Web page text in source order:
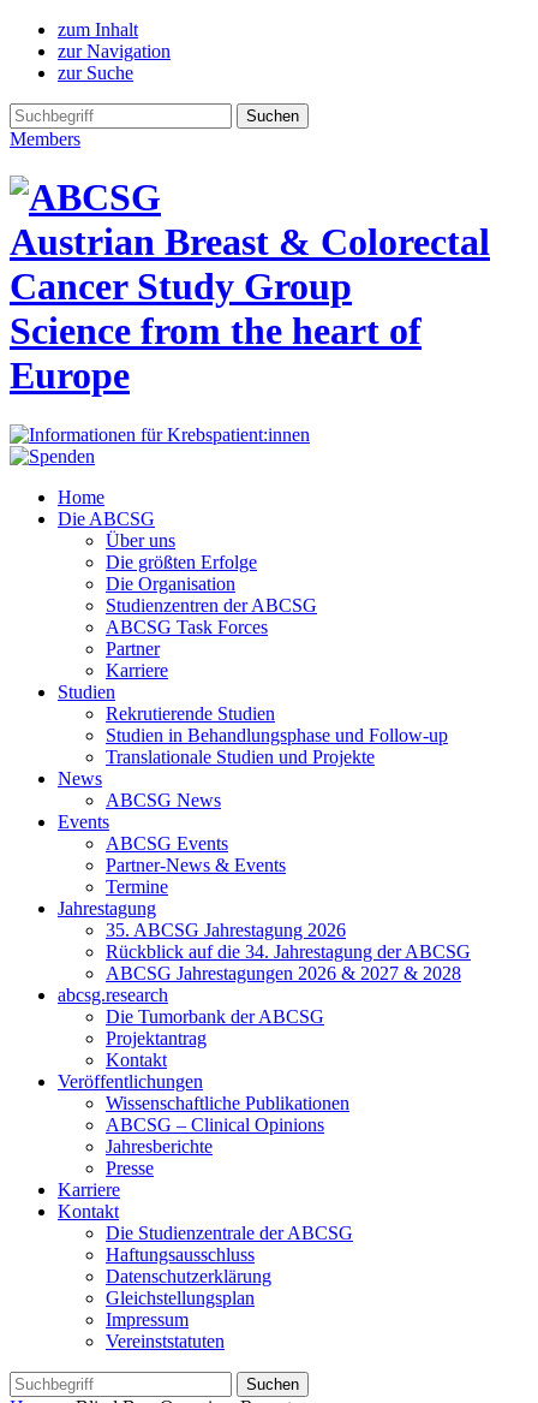
zum Inhalt
zur Navigation
zur Suche
Members
Austrian Breast & Colorectal
Cancer Study Group
Science from the heart of
Europe
Home
Die ABCSG
Über uns
Die größten Erfolge
Die Organisation
Studienzentren der ABCSG
ABCSG Task Forces
Partner
Karriere
Studien
Rekrutierende Studien
Studien in Behandlungsphase und Follow-up
Translationale Studien und Projekte
News
ABCSG News
Events
ABCSG Events
Partner-News & Events
Termine
Jahrestagung
35. ABCSG Jahrestagung 2026
Rückblick auf die 34. Jahrestagung der ABCSG
ABCSG Jahrestagungen 2026 & 2027 & 2028
abcsg.research
Die Tumorbank der ABCSG
Projektantrag
Kontakt
Veröffentlichungen
Wissenschaftliche Publikationen
ABCSG – Clinical Opinions
Jahresberichte
Presse
Karriere
Kontakt
Die Studienzentrale der ABCSG
Haftungsausschluss
Datenschutzerklärung
Gleichstellungsplan
Impressum
Vereinststatuten